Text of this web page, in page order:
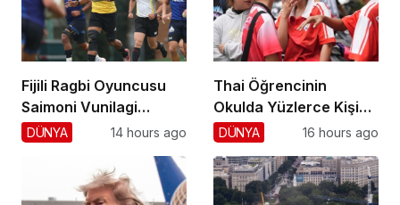
Fijili Ragbi Oyuncusu
Saimoni Vunilagi
Hayatını Kaybetti
DÜNYA 14 hours ago
Thai Öğrencinin
Okulda Yüzlerce Kişiyi
Vurdu!
DÜNYA 16 hours ago